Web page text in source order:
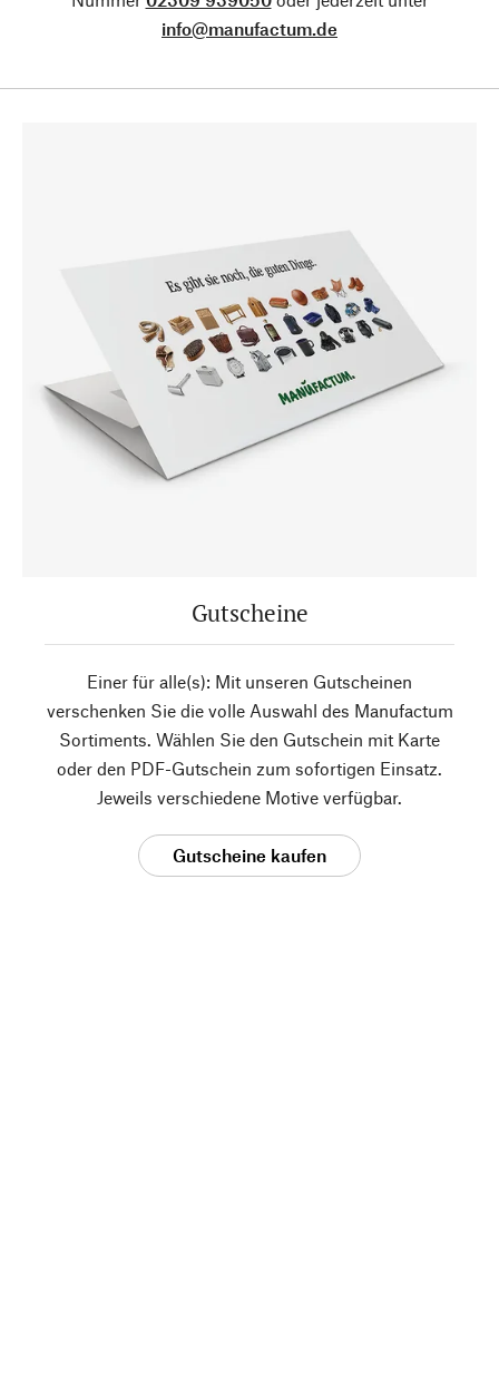
info@manufactum.de
Gutscheine
Einer für alle(s): Mit unseren Gutscheinen
verschenken Sie die volle Auswahl des Manufactum
Sortiments. Wählen Sie den Gutschein mit Karte
oder den PDF-Gutschein zum sofortigen Einsatz.
Jeweils verschiedene Motive verfügbar.
Gutscheine kaufen